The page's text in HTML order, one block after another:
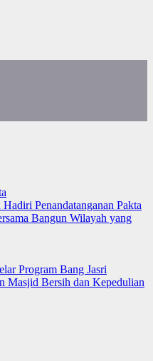
Penandatanganan Pakta
Bangun Wilayah yang
Program Bang Jasri
Masjid Bersih dan Kepedulian